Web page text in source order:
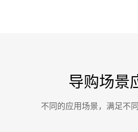
导购场景
不同的应用场景，满足不